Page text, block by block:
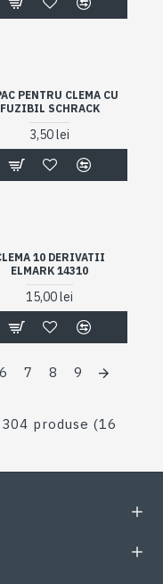
PENTRU CLEMA CU
FUZIBIL SCHRACK
3,50 lei
10 DERIVATII
ELMARK 14310
15,00 lei
6 7 8 9
produse (16